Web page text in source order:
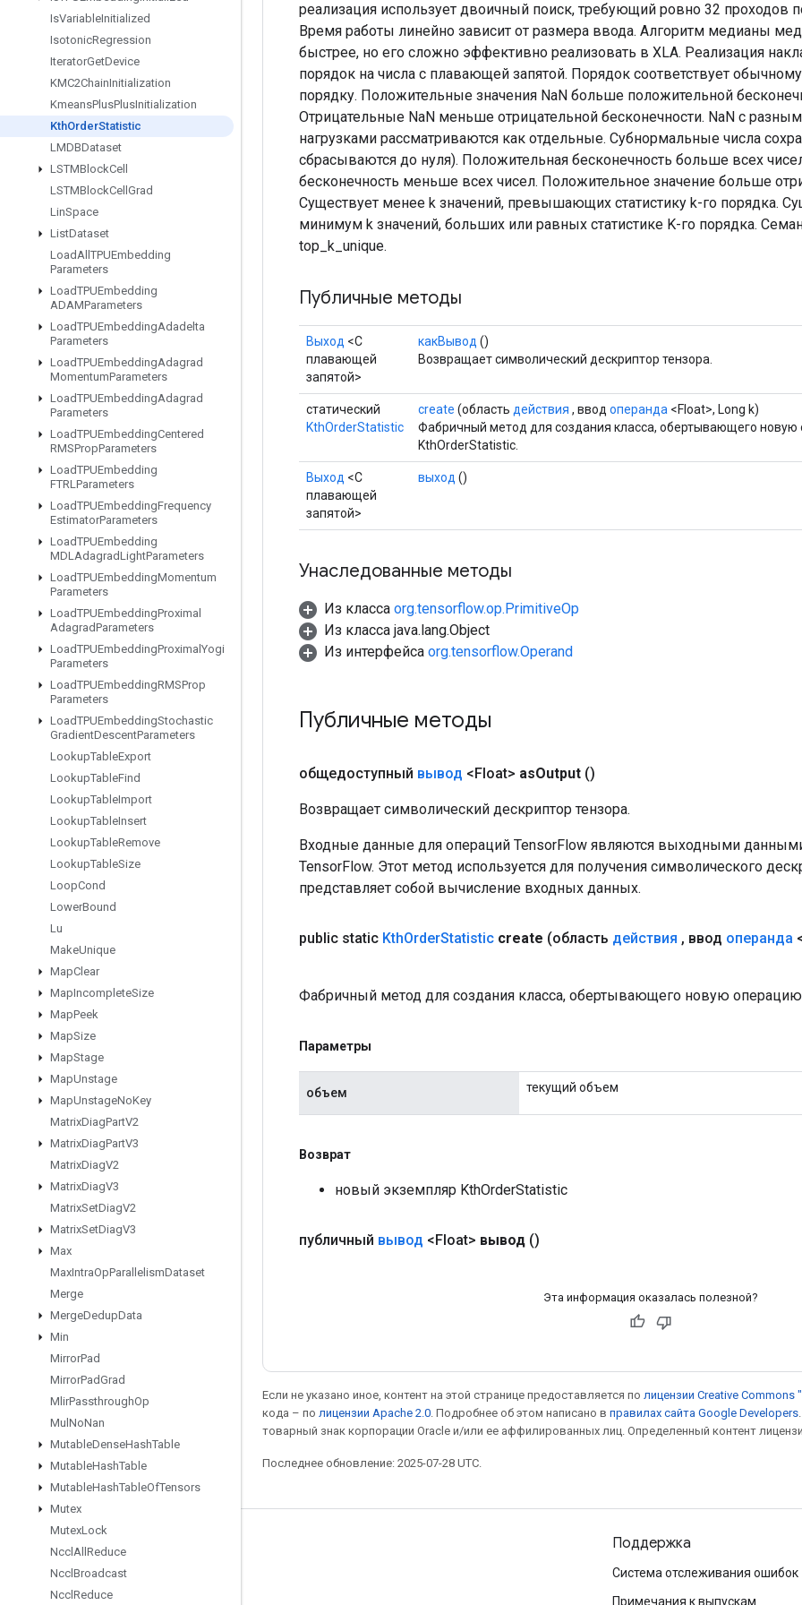
IsVariableInitialized
IsotonicRegression
IteratorGetDevice
KMC2ChainInitialization
KmeansPlusPlusInitialization
KthOrderStatistic
LMDBDataset
LSTMBlockCell
LSTMBlockCell Grad
LinSpace
ListDataset
LoadAll TPUEmbedding
Parameters
LoadTPUEmbedding
ADAMParameters
LoadTPUEmbeddingAdadelta
Parameters
LoadTPUEmbeddingAdagrad
MomentumParameters
LoadTPUEmbeddingAdagrad
Parameters
LoadTPUEmbeddingCentered
RMSPropParameters
LoadTPUEmbedding
FTRLParameters
LoadTPUEmbeddingFrequency
EstimatorParameters
LoadTPUEmbedding
MDLAdagradLightParameters
LoadTPUEmbeddingMomentum
Parameters
LoadTPUEmbeddingProximal
AdagradParameters
LoadTPUEmbeddingProximal Yogi
Parameters
LoadTPUEmbeddingRMSProp
Parameters
LoadTPUEmbeddingStochastic
GradientDescentParameters
LookupTableExport
LookupTableFind
LookupTableImport
LookupTableInsert
LookupTableRemove
LookupTableSize
LoopCond
LowerBound
Lu
MakeUnique
MapClear
MapIncompleteSize
MapPeek
MapSize
MapStage
MapUnstage
MapUnstageNoKey
MatrixDiagPartV2
MatrixDiagPartV3
MatrixDiagV2
MatrixDiagV3
MatrixSetDiagV2
MatrixSetDiagV3
Max
MaxIntraOpParallelismDataset
Merge
MergeDedupData
Min
MirrorPad
MirrorPadGrad
MlirPassthroughOp
Mul NoNan
MutableDenseHashTable
MutableHashTable
MutableHashTableOfTensors
Mutex
MutexLock
Nccl All Reduce
Nccl Broadcast
Nccl Reduce
реализация использует двоичный поиск, требующий ровно 32 проходов
Время работы линейно зависит от размера ввода. Алгоритм медианы
быстрее, но его сложно эффективно реализовать в XLA. Реализация
порядок на числа с плавающей запятой. Порядок соответствует
порядку. Положительные значения NaN больше положительной
Отрицательные NaN меньше отрицательной бесконечности. NaN с
нагрузками рассматриваются как отдельные. Субнормальные числа
сбрасываются до нуля). Положительная бесконечность больше всех
бесконечность меньше всех чисел. Положительное значение больше
Существует менее k значений, превышающих статистику k-го порядка.
минимум k значений, больших или равных статистике K-го порядка.
top_k_unique.
Публичные методы
Выход <С
плавающей
запятой>
какВывод ()
Возвращает символический дескриптор тензора.
статический
KthOrderStatistic
create (область действия , ввод операнда <Float>, Long k)
Фабричный метод для создания класса, обертывающего
KthOrderStatistic.
Выход <С
плавающей
запятой>
выход ()
Унаследованные методы
Из класса org.tensorflow.op.PrimitiveOp
Из класса java.lang.Object
Из интерфейса org.tensorflow.Operand
Публичные методы
общедоступный вывод <Float> asOutput ()
Возвращает символический дескриптор тензора.
Входные данные для операций TensorFlow являются выходными
TensorFlow. Этот метод используется для получения символического
представляет собой вычисление входных данных.
public static KthOrderStatistic create (область действия , ввод операнда
Фабричный метод для создания класса, обертывающего новую операцию
Параметры
объем текущий объем
Возврат
новый экземпляр KthOrderStatistic
публичный вывод <Float> вывод ()
Эта информация оказалась полезной?
Если не указано иное, контент на этой странице предоставляется по лицензии Creative Commons
кода – по лицензии Apache 2.0 . Подробнее об этом написано в правилах сайта Google Developers
товарный знак корпорации Oracle и/или ее аффилированных лиц. Определенный контент
Последнее обновление: 2025-07-28 UTC.
Мы в социальных сетях
Форум
Поддержка
Система отслеживания ошибок
Примечания к выпускам